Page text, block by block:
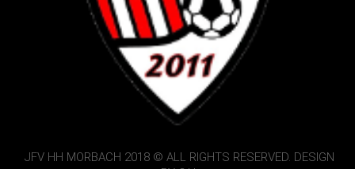
JFV HH MORBACH 2018 © ALL RIGHTS RESERVED. DESIGN